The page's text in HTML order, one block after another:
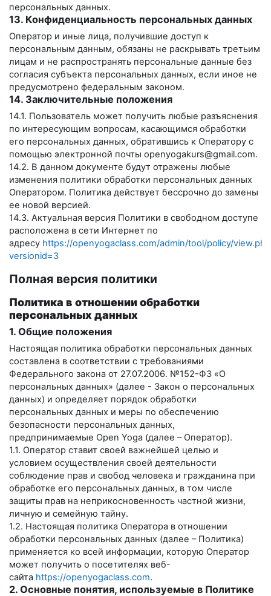
персональных данных.
13. Конфиденциальность персональных данных
Оператор и иные лица, получившие доступ к
персональным данным, обязаны не раскрывать третьим
лицам и не распространять персональные данные без
согласия субъекта персональных данных, если иное не
предусмотрено федеральным законом.
14. Заключительные положения
14.1. Пользователь может получить любые разъяснения
по интересующим вопросам, касающимся обработки
его персональных данных, обратившись к Оператору с
помощью электронной почты openyogakurs@gmail.com.
14.2. В данном документе будут отражены любые
изменения политики обработки персональных данных
Оператором. Политика действует бессрочно до замены
ее новой версией.
14.3. Актуальная версия Политики в свободном доступе
расположена в сети Интернет по
адресу https://openyogaclass.com/admin/tool/policy/
versionid=3
Полная версия политики
Политика в отношении обработки
персональных данных
1. Общие положения
Настоящая политика обработки персональных данных
составлена в соответствии с требованиями
Федерального закона от 27.07.2006. №152-ФЗ «О
персональных данных» (далее - Закон о персональных
данных) и определяет порядок обработки
персональных данных и меры по обеспечению
безопасности персональных данных,
предпринимаемые Open Yoga (далее – Оператор).
1.1. Оператор ставит своей важнейшей целью и
условием осуществления своей деятельности
соблюдение прав и свобод человека и гражданина при
обработке его персональных данных, в том числе
защиты прав на неприкосновенность частной жизни,
личную и семейную тайну.
1.2. Настоящая политика Оператора в отношении
обработки персональных данных (далее – Политика)
применяется ко всей информации, которую Оператор
может получить о посетителях веб-
сайта https://openyogaclass.com.
2. Основные понятия, используемые в Политике